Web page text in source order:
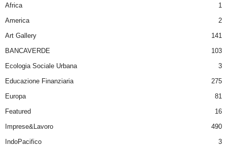
Africa
1
America
2
Art Gallery
141
BANCAVERDE
103
Ecologia Sociale Urbana
3
Educazione Finanziaria
275
Europa
81
Featured
16
Imprese&Lavoro
490
IndoPacifico
3